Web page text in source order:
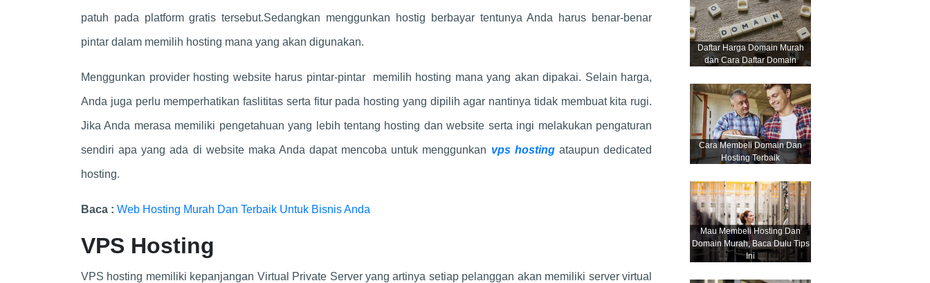
patuh pada platform gratis tersebut.Sedangkan menggunkan hostig berbayar tentunya Anda harus benar-benar
pintar dalam memilih hosting mana yang akan digunakan.
Menggunkan provider hosting website harus pintar-pintar memilih hosting mana yang akan dipakai. Selain harga,
Anda juga perlu memperhatikan faslititas serta fitur pada hosting yang dipilih agar nantinya tidak membuat kita rugi.
Jika Anda merasa memiliki pengetahuan yang lebih tentang hosting dan website serta ingi melakukan pengaturan
sendiri apa yang ada di website maka Anda dapat mencoba untuk menggunkan vps hostingataupun dedicated
hosting.
Baca : Web Hosting Murah Dan Terbaik Untuk Bisnis Anda
VPS Hosting
VPS hosting memiliki kepanjangan Virtual Private Server yang artinya setiap pelanggan akan memiliki server virtual
Daftar Harga Domain Murah
dan Cara Daftar Domain
Cara Membeli Domain Dan
Hosting Terbaik
Mau Membeli Hosting Dan
Domain Murah, Baca Dulu Tips
Ini